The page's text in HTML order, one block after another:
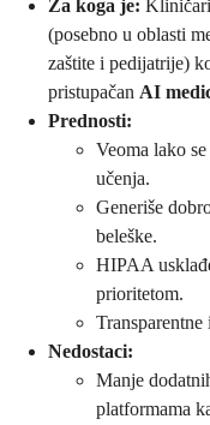
Za koga je:
(posebno u oblasti
zaštite i pedijatrije)
pristupačan AI
Prednosti:
Veoma lako
učenja.
Generiše
beleške.
HIPAA
prioritetom.
Transparentne
Nedostaci:
Manje
platformama